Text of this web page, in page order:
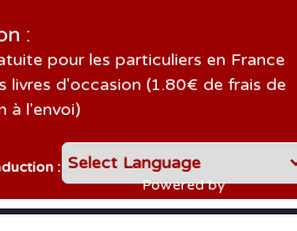
:
pour les particuliers en France
livres d'occasion (1.80€ de frais de
à l'envoi)
:
Powered by